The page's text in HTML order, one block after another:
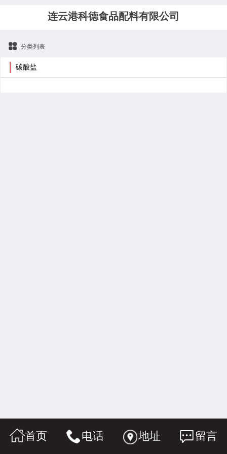
连云港科德食品配料有限公司
分类列表
碳酸盐
首页 电话 地址 留言